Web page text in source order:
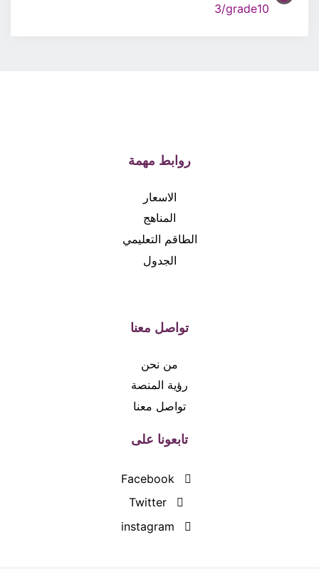
3/grade10
روابط مهمة
الاسعار
المناهج
الطاقم التعليمي
الجدول
تواصل معنا
من نحن
رؤية المنصة
تواصل معنا
تابعونا على